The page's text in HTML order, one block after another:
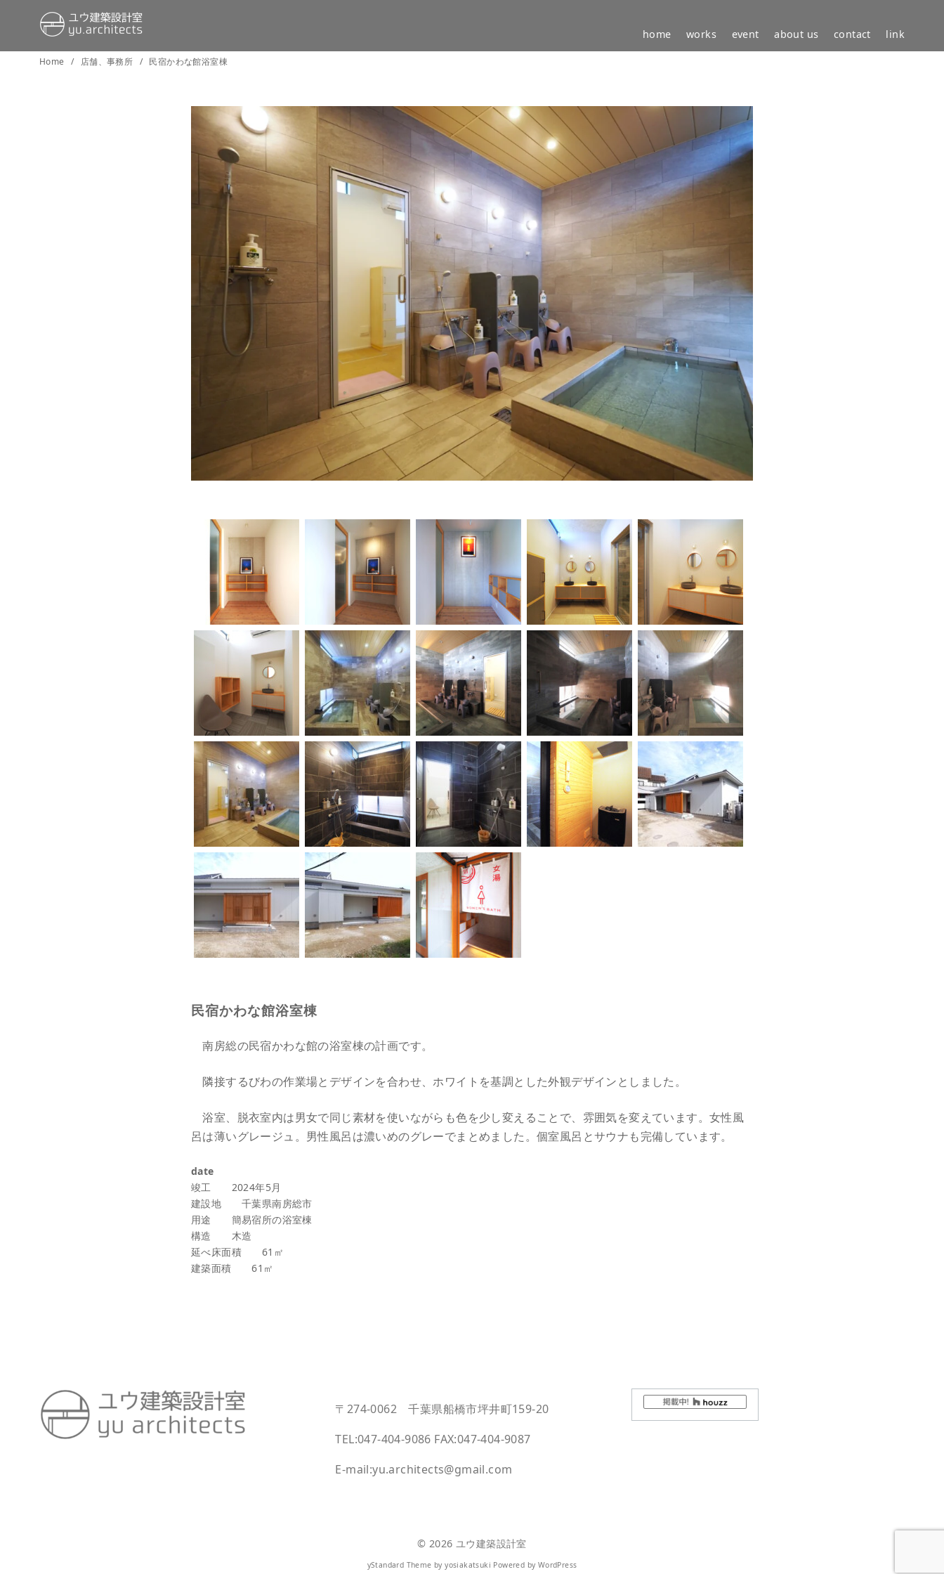
home works event about us contact link
Home 店舗、事務所 民宿かわな館浴室棟
民宿かわな館浴室棟
南房総の民宿かわな館の浴室棟の計画です。
隣接するびわの作業場とデザインを合わせ、ホワイトを基調とした外観デザインとしました。
浴室、脱衣室内は男女で同じ素材を使いながらも色を少し変えることで、雰囲気を変えています。女性風
呂は薄いグレージュ。男性風呂は濃いめのグレーでまとめました。個室風呂とサウナも完備しています。
date
竣工 2024年5月
建設地 千葉県南房総市
用途 簡易宿所の浴室棟
構造 木造
延べ床面積 61㎡
建築面積 61㎡
〒274-0062 千葉県船橋市坪井町159-20
TEL:047-404-9086 FAX:047-404-9087
E-mail:yu.architects@gmail.com
© 2026 ユウ建築設計室
yStandard Theme byyosiakatsuki Powered by WordPress